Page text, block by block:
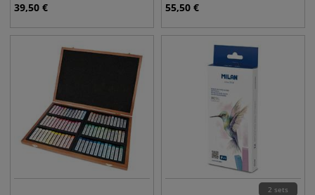
39,50 € 55,50 €
2 sets